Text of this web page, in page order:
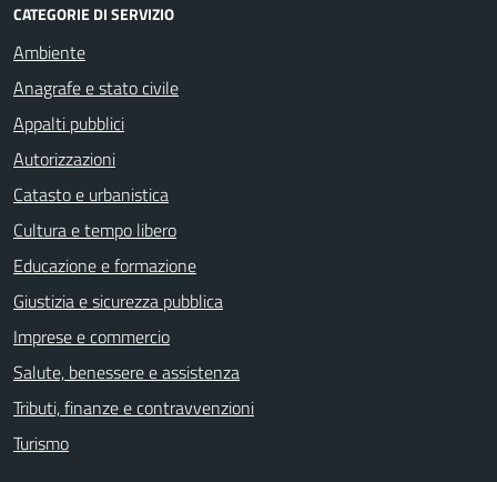
CATEGORIE DI SERVIZIO
Ambiente
Anagrafe e stato civile
Appalti pubblici
Autorizzazioni
Catasto e urbanistica
Cultura e tempo libero
Educazione e formazione
Giustizia e sicurezza pubblica
Imprese e commercio
Salute, benessere e assistenza
Tributi, finanze e contravvenzioni
Turismo